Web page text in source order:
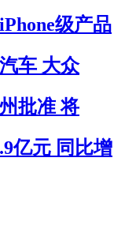
级产品
车 大众
批准 将
亿元 同比增